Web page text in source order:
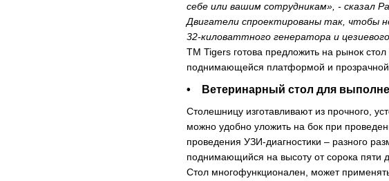
себе или вашим сотрудникам», - сказал
Двигатели спроектированы так, чтобы
32-киловаттного генератора и
TM Tigers готова предложить на рынок
поднимающейся платформой и прозрачной
• Ветеринарный стол для
Столешницу изготавливают из прочного,
можно удобно уложить на бок при
проведения УЗИ-диагностики – разного
поднимающийся на высоту от сорока пяти
Стол многофункционален, может